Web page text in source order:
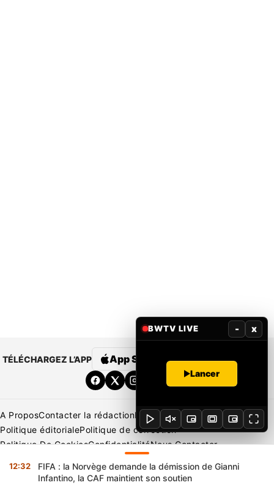
TÉLÉCHARGEZ L’APP App Store Google Play
A ProposContacter la rédactionRédaction
Mentions légales
Politique éditorialePolitique de correction
Politique De CookiesConfidentialitéNous Contacter
Copyright © 2026 BENIN WEB TV | Tous Droits Réservés
12:32
FIFA : la Norvège demande la démission de Gianni
Infantino, la CAF maintient son soutien
BWTV LIVE - x
Lancer